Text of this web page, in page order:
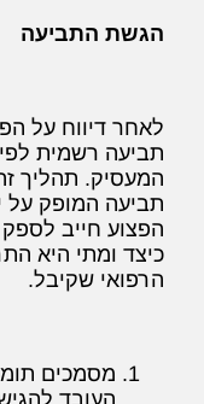
הגשת התביעה
לאחר דיווח על
תביעה רשמית
המעסיק. תהליך
תביעה המופק על
הפצוע חייב
כיצד ומתי היא
הרפואי שקיבל.
מסמכים
העובד